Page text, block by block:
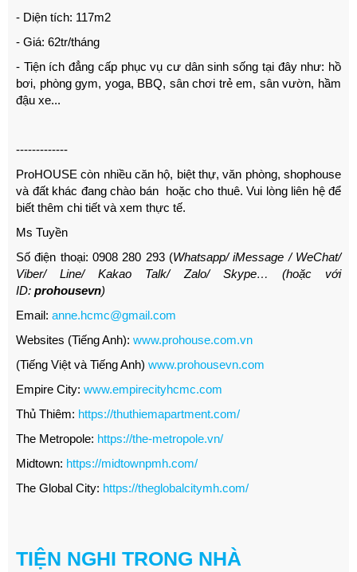
- Diện tích: 117m2
- Giá: 62tr/tháng
- Tiện ích đẳng cấp phục vụ cư dân sinh sống tại đây như: hồ
bơi, phòng gym, yoga, BBQ, sân chơi trẻ em, sân vườn, hầm
đậu xe...
-------------
ProHOUSE còn nhiều căn hộ, biệt thự, văn phòng, shophouse
và đất khác đang chào bán hoặc cho thuê. Vui lòng liên hệ để
biết thêm chi tiết và xem thực tế.
Ms Tuyền
Số điện thoại: 0908 280 293 (Whatsapp/ iMessage / WeChat/
Viber/ Line/ Kakao Talk/ Zalo/ Skype… (hoặc với
ID: prohousevn)
Email: anne.hcmc@gmail.com
Websites (Tiếng Anh): www.prohouse.com.vn
(Tiếng Việt và Tiếng Anh) www.prohousevn.com
Empire City: www.empirecityhcmc.com
Thủ Thiêm: https://thuthiemapartment.com/
The Metropole: https://the-metropole.vn/
Midtown: https://midtownpmh.com/
The Global City: https://theglobalcitymh.com/
TIỆN NGHI TRONG NHÀ